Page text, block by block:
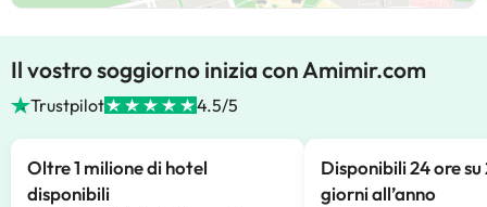
Il vostro soggiorno inizia con Amimir.com
Trustpilot 4.5/5
Oltre 1 milione di hotel
disponibili
Disponibili 24 ore su
giorni all’anno